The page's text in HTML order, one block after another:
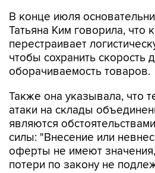
В конце июля
Татьяна Ким говорила, что
перестраивает
чтобы сохранить скорость
оборачиваемость товаров.
Также она указывала, что
атаки на склады
являются
силы: "Внесение или
оферты не имеют значения,
потери по закону не